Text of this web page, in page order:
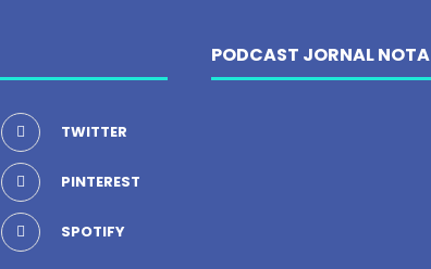
TWITTER
PINTEREST
SPOTIFY
PODCAST JORNAL NOTA